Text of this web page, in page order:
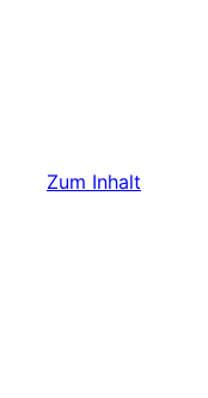
Zum Inhalt